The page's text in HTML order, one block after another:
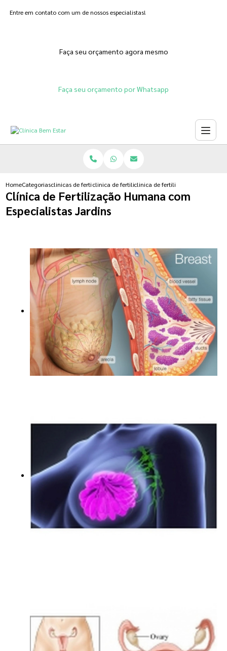
Entre em contato com um de nossos especialistas!
Faça seu orçamento agora mesmo
Faça seu orçamento por Whatsapp
HomeCategoriasclinicas de fertilizacoesclinica de fertilizacao in vitroclinica de fertilizacao humana
Clínica de Fertilização Humana com
Especialistas Jardins